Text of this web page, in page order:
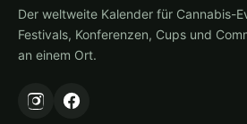
Der weltweite Kalender für Cannabis-
Festivals, Konferenzen, Cups und
an einem Ort.